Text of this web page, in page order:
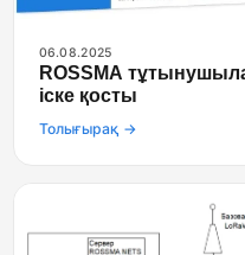
06.08.2025
ROSSMA
іске қосты
Толығырақ →